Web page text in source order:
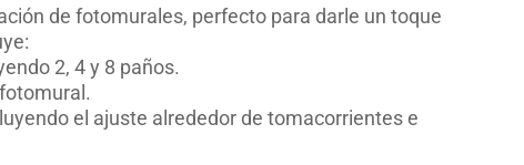
de fotomurales, perfecto para darle un toque
2, 4 y 8 paños.
el ajuste alrededor de tomacorrientes e